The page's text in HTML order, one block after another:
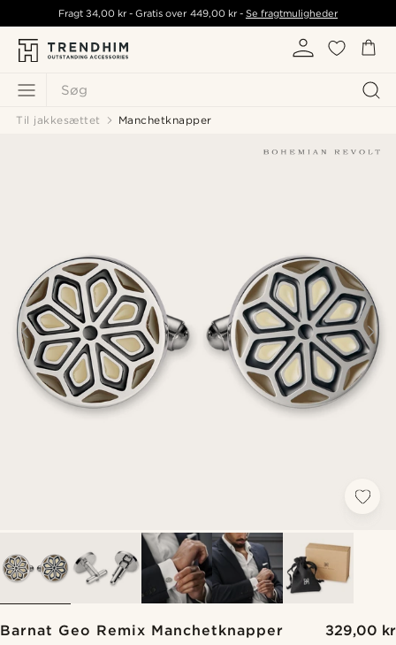
Søg
Fragt34,00 kr - Gratis over 449,00 kr- Se fragtmuligheder
Til jakkesættet Manchetknapper
Barnat Geo Remix Manchetknapper 329,00 kr